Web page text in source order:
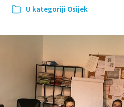
U kategoriji Osijek